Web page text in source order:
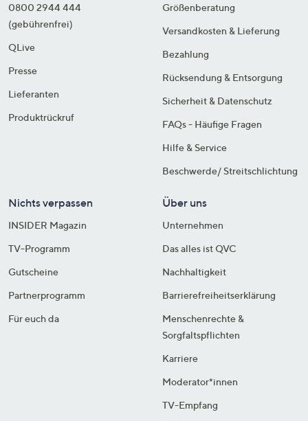
0800 2944 444
(gebührenfrei)
QLive
Presse
Lieferanten
Produktrückruf
Größenberatung
Versandkosten & Lieferung
Bezahlung
Rücksendung & Entsorgung
Sicherheit & Datenschutz
FAQs - Häufige Fragen
Hilfe & Service
Beschwerde/ Streitschlichtung
Nichts verpassen
INSIDER Magazin
TV-Programm
Gutscheine
Partnerprogramm
Für euch da
Über uns
Unternehmen
Das alles ist QVC
Nachhaltigkeit
Barrierefreiheitserklärung
Menschenrechte &
Sorgfaltspflichten
Karriere
Moderator*innen
TV-Empfang